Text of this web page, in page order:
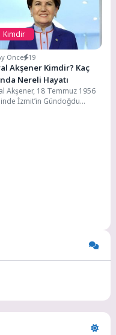
Kimdir
Önce 19
Akşener Kimdir? Kaç
Nereli Hayatı
Akşener, 18 Temmuz 1956
İzmit’in Gündoğdu